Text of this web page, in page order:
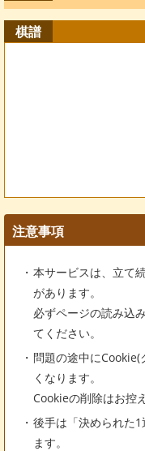
棋譜
注意事項
本サービスは、立て
があります。
必ずページの読み込
てください。
問題の途中に
くなります。
Cookieの削除はお控
後手は「決められた
ます。